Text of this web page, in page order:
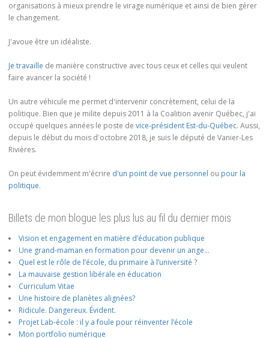
organisations à mieux prendre le virage numérique et ainsi de bien gérer
le changement.
J'avoue être un idéaliste.
Je travaille de manière constructive avec tous ceux et celles qui veulent
faire avancer la société !
Un autre véhicule me permet d'intervenir concrètement, celui de la
politique. Bien que je milite depuis 2011 à la Coalition avenir Québec, j'ai
occupé quelques années le poste de vice-président Est-du-Québec. Aussi,
depuis le début du mois d'octobre 2018, je suis le député de Vanier-Les
Rivières.
On peut évidemment m'écrire d'un point de vue personnel ou pour la
politique.
Billets de mon blogue les plus lus au fil du dernier mois
Vision et engagement en matière d’éducation publique
Une grand-maman en formation pour devenir un ange…
Quel est le rôle de l’école, du primaire à l’université ?
La mauvaise gestion libérale en éducation
Curriculum Vitae
Une histoire de planètes alignées?
Ridicule. Dangereux. Évident.
Projet Lab-école : il y a foule pour réinventer l’école
Mon portfolio numérique